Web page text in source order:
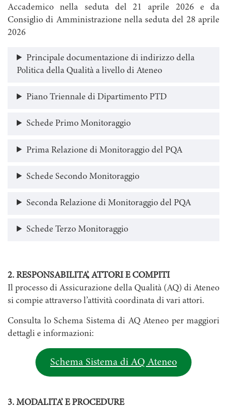
Accademico nella seduta del 21 aprile 2026 e da
Consiglio di Amministrazione nella seduta del 28 aprile
2026
Principale documentazione di indirizzo della
Politica della Qualità a livello di Ateneo
Piano Triennale di Dipartimento PTD
Schede Primo Monitoraggio
Prima Relazione di Monitoraggio del PQA
Schede Secondo Monitoraggio
Seconda Relazione di Monitoraggio del PQA
Schede Terzo Monitoraggio
2. RESPONSABILITA’, ATTORI E COMPITI
Il processo di Assicurazione della Qualità (AQ) di Ateneo
si compie attraverso l’attività coordinata di vari attori.
Consulta lo Schema Sistema di AQ Ateneo per maggiori
dettagli e informazioni:
Schema Sistema di AQ Ateneo
3. MODALITA’ E PROCEDURE